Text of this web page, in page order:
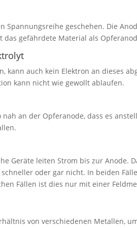
Spannungsreihe geschehen. Die
gefährdete Material als
auch kein Elektron an dieses
kann nicht wie gewollt ablaufen.
an der Opferanode, dass es
Geräte leiten Strom bis zur Anode.
oder gar nicht. In beiden
Fällen ist dies nur mit einer
von verschiedenen Metallen,